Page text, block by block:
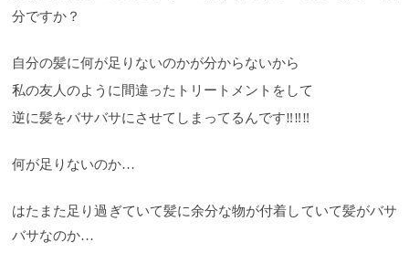
分ですか？
自分の髪に何が足りないのかが分からないから
私の友人のように間違ったトリートメントをして
逆に髪をバサバサにさせてしまってるんです‼︎‼︎‼︎
何が足りないのか…
はたまた足り過ぎていて髪に余分な物が付着していて髪がバサ
バサなのか…